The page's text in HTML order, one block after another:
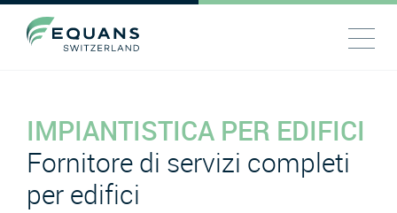
IMPIANTISTICA PER EDIFICI
Fornitore di servizi completi
per edifici